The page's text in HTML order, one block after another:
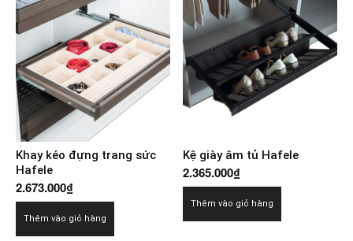
Khay kéo đựng trang sức
Hafele
2.673.000₫
Thêm vào giỏ hàng
Kệ giày âm tủ Hafele
2.365.000₫
Thêm vào giỏ hàng